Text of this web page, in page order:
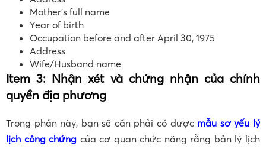
Mother’s full name
Year of birth
Occupation before and after April 30, 1975
Address
Wife/Husband name
Item 3: Nhận xét và chứng nhận của chính
quyền địa phương
Trong phần này, bạn sẽ cần phải có được mẫu sơ yếu lý
lịch công chứng của cơ quan chức năng rằng bản lý lịch